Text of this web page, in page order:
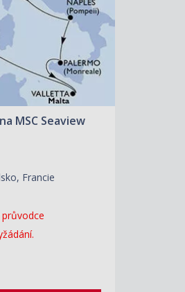
MSC Seaview
Francie